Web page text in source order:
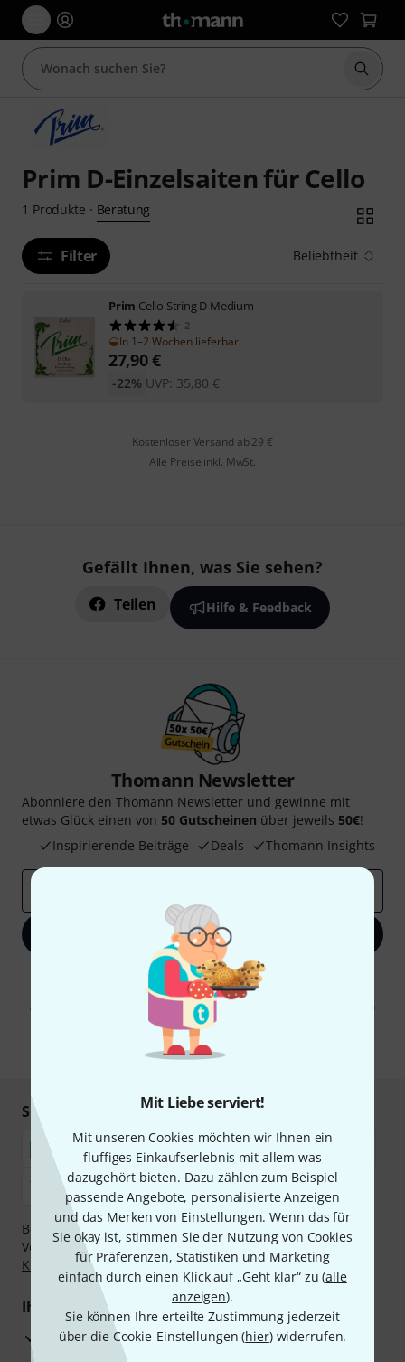
Mit Liebe serviert!
Mit unseren Cookies möchten wir Ihnen ein
fluffiges Einkaufserlebnis mit allem was
dazugehört bieten. Dazu zählen zum Beispiel
passende Angebote, personalisierte Anzeigen
und das Merken von Einstellungen. Wenn das für
Sie okay ist, stimmen Sie der Nutzung von Cookies
für Präferenzen, Statistiken und Marketing
einfach durch einen Klick auf „Geht klar“ zu (alle
anzeigen).
Sie können Ihre erteilte Zustimmung jederzeit
über die Cookie-Einstellungen (hier) widerrufen.
Suche
Prim D-Einzelsaiten für Cello
1 Produkte · Beratung
Filter Beliebtheit
Prim Cello String D Medium
2
In 1–2 Wochen lieferbar
27,90€
UVP: 35,80 €
-22%
Kostenloser Versand ab 29 €
Alle Preise inkl. MwSt.
Gefällt Ihnen, was Sie sehen?
Teilen Hilfe & Feedback
Thomann Newsletter
Abonniere den Thomann Newsletter und gewinne mit
etwas Glück einen von 50 Gutscheinen über jeweils 50€!
Inspirierende Beiträge
Deals Thomann Insights
Jetzt anmelden
Mit Klick auf „Jetzt anmelden“ stimmen Sie dem Erhalt von E-Mail-
Werbung und einer Messung des E-Mail-Nutzungsverhaltens zu. Die
Abmeldung ist jederzeit möglich. Weitere Informationen finden Sie in
unseren
Datenschutzhinweisen
* Pflichtfeld
Sicher einkaufen & bezahlen
Bezahlen Sie vertraulich und sicher per Nachnahme,
Vorkasse, PayPal, Amazon Pay,Klarna Sofort bezahlen,
Klarna Ratenzahlungoder Kreditkarte.
Ihre Vorteile
3 Jahre Thomann Garantie